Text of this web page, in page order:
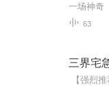
一场神奇
63
三界宅